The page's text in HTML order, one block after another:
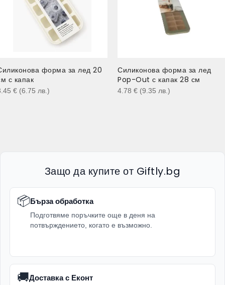
форма за лед 20
с капак
€ (6.75 лв. )
Силиконова форма за лед
Pop-Out с капак 28 см
4.78 € (9.35 лв. )
Защо да купите от Giftly.bg
📦Бърза обработка
Подготвяме поръчките още в деня на
потвърждението, когато е възможно.
🚚Доставка с Еконт